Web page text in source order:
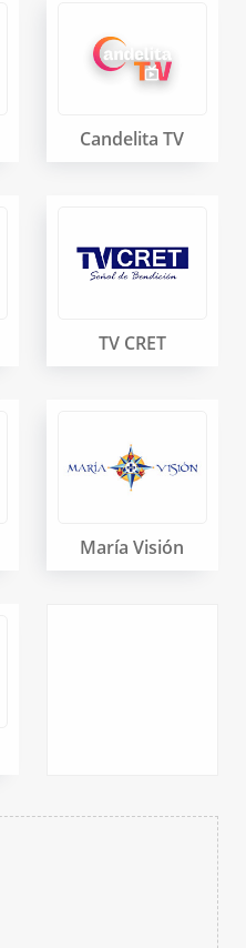
Candelita TV
TV CRET
María Visión